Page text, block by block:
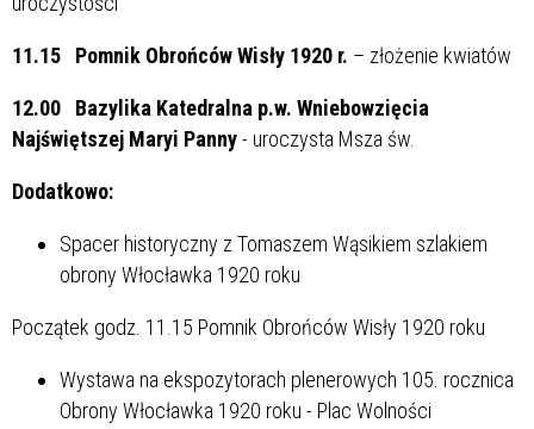
11.15 Pomnik Obrońców Wisły 1920 r. – złożenie kwiatów
12.00 Bazylika Katedralna p.w. Wniebowzięcia
Najświętszej Maryi Panny- uroczysta Msza św.
Dodatkowo:
Spacer historyczny z Tomaszem Wąsikiem szlakiem
obrony Włocławka 1920 roku
Początek godz. 11.15 Pomnik Obrońców Wisły 1920 roku
Wystawa na ekspozytorach plenerowych 105. rocznica
Obrony Włocławka 1920 roku - Plac Wolności